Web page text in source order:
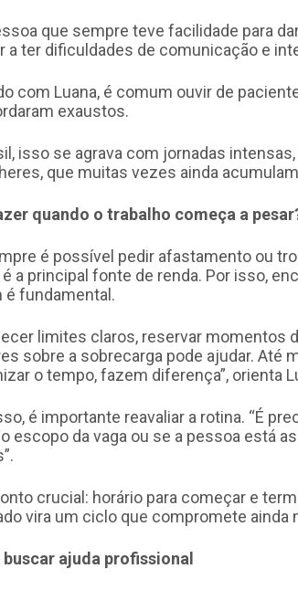
que sempre teve facilidade para
a ter dificuldades de comunicação e
com Luana, é comum ouvir de
exaustos.
isso se agrava com jornadas
que muitas vezes ainda
quando o trabalho começa a
é possível pedir afastamento ou
a principal fonte de renda. Por isso,
é fundamental.
limites claros, reservar momentos
sobre a sobrecarga pode ajudar. Até
o tempo, fazem diferença”, orienta
é importante reavaliar a rotina. “É
escopo da vaga ou se a pessoa está
crucial: horário para começar e
vira um ciclo que compromete ainda
buscar ajuda profissional